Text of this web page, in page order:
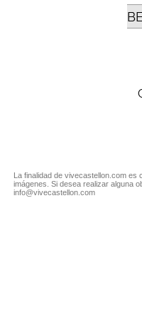
La finalidad de vivecastellon.com
imágenes. Si desea realizar alguna
info@vivecastellon.com